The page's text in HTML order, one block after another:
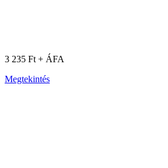
3 235 Ft + ÁFA
Megtekintés